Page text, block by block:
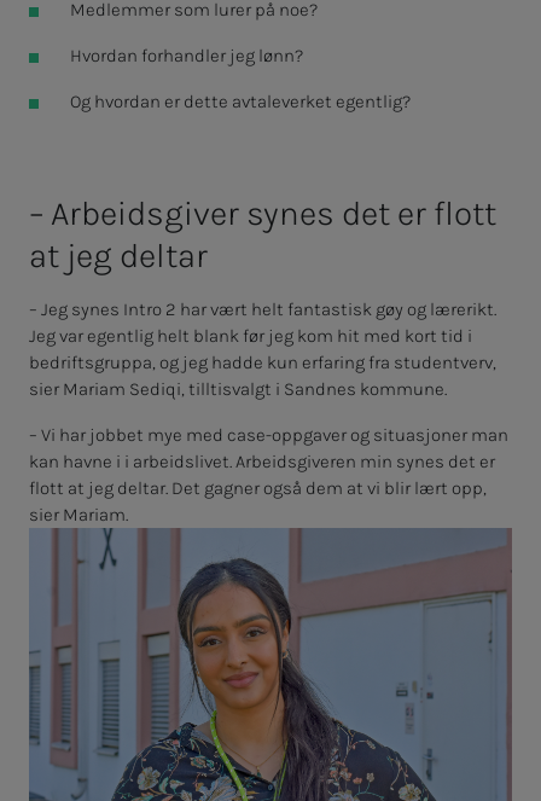
Medlemmer som lurer på noe?
Hvordan forhandler jeg lønn?
Og hvordan er dette avtaleverket egentlig?
– Ar­­­beids­­­­­gi­­­ver sy­­­nes det er flott
at jeg del­­­tar
– Jeg synes Intro 2 har vært helt fantastisk gøy og lærerikt.
Jeg var egentlig helt blank før jeg kom hit med kort tid i
bedriftsgruppa, og jeg hadde kun erfaring fra studentverv,
sier Mariam Sediqi, tilltisvalgt i Sandnes kommune.
– Vi har jobbet mye med case-oppgaver og situasjoner man
kan havne i i arbeidslivet. Arbeidsgiveren min synes det er
flott at jeg deltar. Det gagner også dem at vi blir lært opp,
sier Mariam.